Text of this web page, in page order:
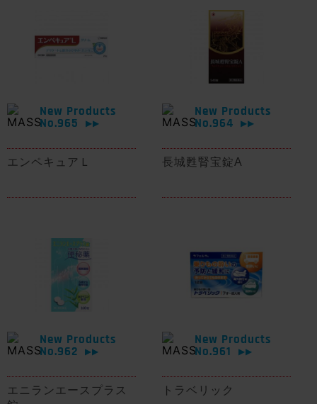
New Products
No.965
▶▶
エンペキュアＬ
New Products
No.964
▶▶
長城甦腎宝錠A
New Products
No.962
▶▶
エニランエースプラス
New Products
No.961
▶▶
トラベリック